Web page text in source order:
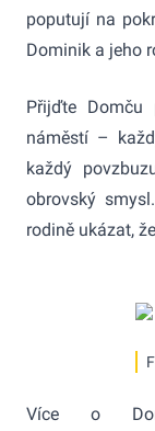
poputují na
Dominik a jeho
Přijďte
náměstí –
každý
obrovský
rodině ukázat,
Více o